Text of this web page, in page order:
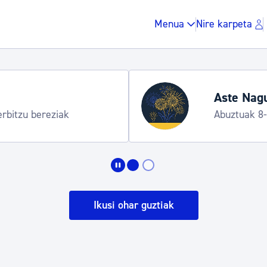
Menua Nire karpeta
Gune publikoa,
Hondartza
Informazio praktikoa
Ikusi ohar guztiak